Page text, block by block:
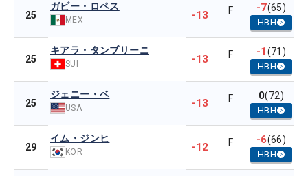
25
ガビー・ロペス
MEX -13 F -7(65)
HBH
25
キアラ・タンブリーニ
SUI -13 F -1(71)
HBH
25
ジェニー・ベ
USA -13 F 0(72)
HBH
29
イム・ジンヒ
KOR -12 F -6(66)
HBH